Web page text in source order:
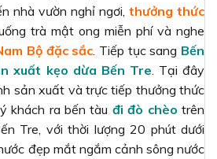
nhà vườn nghỉ ngơi, thưởng thức
uống trà mật ong miễn phí và nghe
Bộ đặc sắc . Tiếp tục sang Bến
xuất kẹo dừa Bến Tre . Tại đây
sản xuất và trực tiếp thưởng thức
khách ra bến tàu đi đò chèo trên
Tre, với thời lượng 20 phút dưới
đẹp mắt ngắm cảnh sông nước